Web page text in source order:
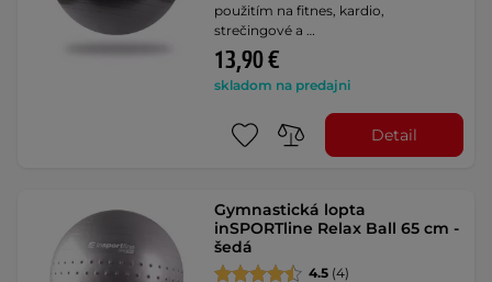
použitím na fitnes, kardio,
strečingové a …
13,90 €
skladom na predajni
Detail
Gymnastická lopta
inSPORTline Relax Ball 65 cm -
šedá
4.5 (4)